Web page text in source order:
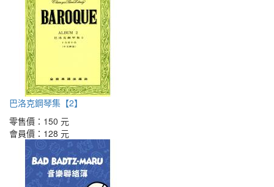
巴洛克鋼琴集【2】
零售價： 150 元
會員價： 128 元